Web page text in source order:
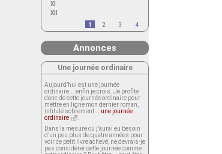
XI
XII
1
2 3 4
Annonces
Une journée ordinaire
Aujourd’hui est une journée
ordinaire... enfin je crois. Je profite
donc de cette journée ordinaire pour
mettre en ligne mon dernier roman,
intitulé sobrement... une journée
ordinaire
Dans la mesure où j’aurai eu besoin
d’un peu plus de quatre années pour
voir ce petit livre achevé, ne devrais-je
pas considérer cette journée comme